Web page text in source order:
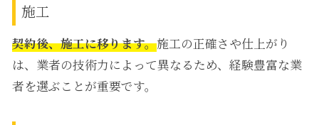
施工
契約後、施工に移ります。施工の正確さや仕上がり
は、業者の技術力によって異なるため、経験豊富な業
者を選ぶことが重要です。